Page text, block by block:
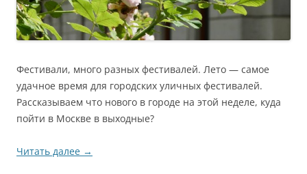
Фестивали, много разных фестивалей. Лето — самое
удачное время для городских уличных фестивалей.
Рассказываем что нового в городе на этой неделе, куда
пойти в Москве в выходные?
Читать далее →